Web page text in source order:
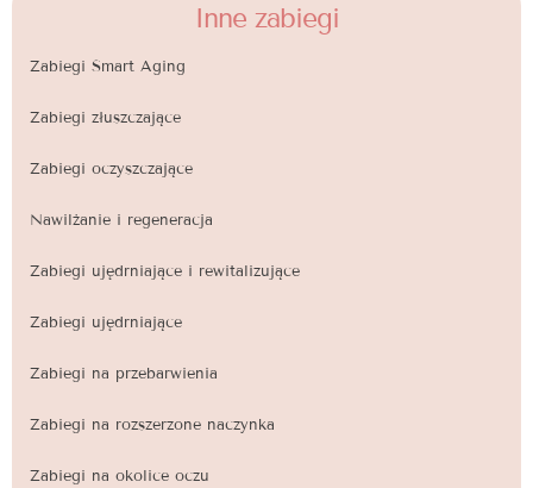
Inne zabiegi
Zabiegi Smart Aging
Zabiegi złuszczające
Zabiegi oczyszczające
Nawilżanie i regeneracja
Zabiegi ujędrniające i rewitalizujące
Zabiegi ujędrniające
Zabiegi na przebarwienia
Zabiegi na rozszerzone naczynka
Zabiegi na okolice oczu